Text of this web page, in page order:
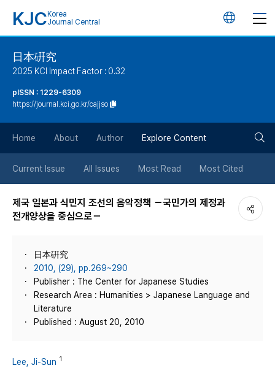
KJC Korea
Journal Central
언
튼
日本硏究
2025 KCI Impact Factor : 0.32
pISSN : 1229-6309
https://journal.kci.go.kr/cajjso
Home About Author Explore Content
Current Issue All Issues Most Read Most Cited
제국 일본과 식민지 조선의 음악정책 －국민가의 제정과
전개양상을 중심으로－
日本硏究
2010, (29), pp.269~290
Publisher : The Center for Japanese Studies
Research Area : Humanities > Japanese Language and
Literature
Published : August 20, 2010
Lee, Ji-Sun 1